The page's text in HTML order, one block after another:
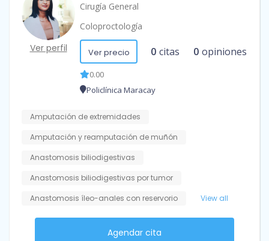
Ver perfil
Cirugía General
Coloproctología
Ver precio 0 citas 0 opiniones
0.00
Policlínica Maracay
Amputación de extremidades
Amputación y reamputación de muñón
Anastomosis biliodigestivas
Anastomosis biliodigestivas por tumor
Anastomosis íleo-anales con reservorio
View all
Agendar cita